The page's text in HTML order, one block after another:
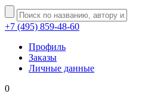
+7 (495) 859-48-60
Профиль
Заказы
Личные данные
0